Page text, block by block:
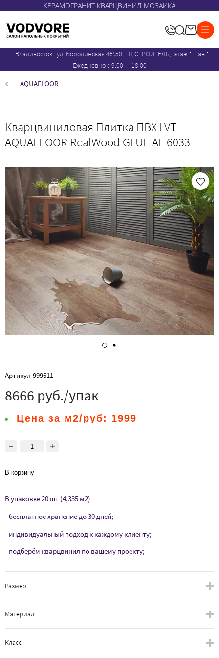
КЕРАМОГРАНИТ КВАРЦВИНИЛ МОЗАИКА
г. Владивосток, ул. Бородинская 46\50, ТЦ СТРОИТЕЛЬ, этаж 1 пав 1
Ежедневно с 9:00 — 18:00
AQUAFLOOR
Кварцвиниловая Плитка ПВХ LVT
AQUAFLOOR RealWood GLUE AF 6033
Артикул 999611
8666 руб./упак
Цена за м2/руб: 1999
В корзину
В упаковке 20 шт (4,335 м2)
- бесплатное хранение до 30 дней;
- индивидуальный подход к каждому клиенту;
- подберём кварцвинил по вашему проекту;
Размер
Материал
Класс